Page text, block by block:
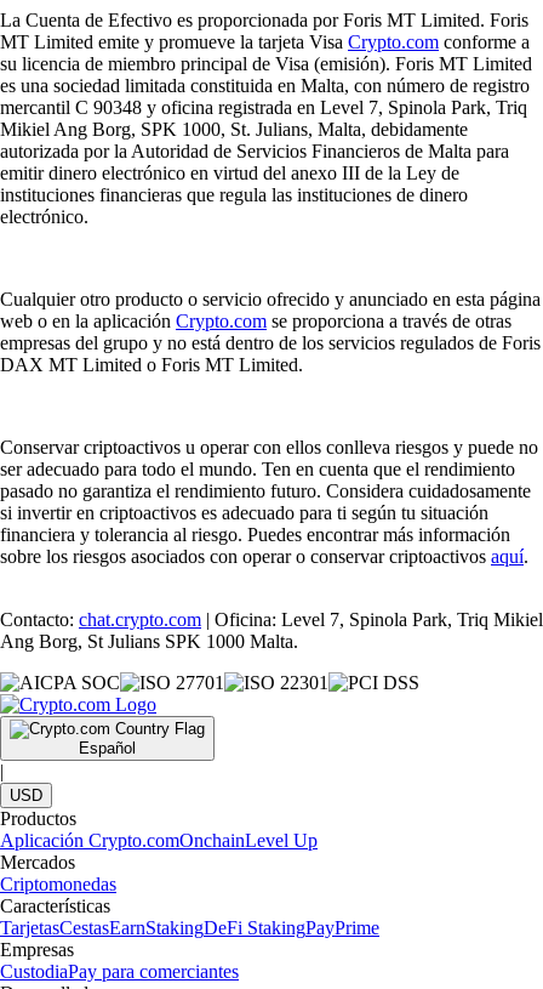
La Cuenta de Efectivo es proporcionada por Foris MT Limited. Foris
MT Limited emite y promueve la tarjeta Visa Crypto.com conforme a
su licencia de miembro principal de Visa (emisión). Foris MT Limited
es una sociedad limitada constituida en Malta, con número de registro
mercantil C 90348 y oficina registrada en Level 7, Spinola Park, Triq
Mikiel Ang Borg, SPK 1000, St. Julians, Malta, debidamente
autorizada por la Autoridad de Servicios Financieros de Malta para
emitir dinero electrónico en virtud del anexo III de la Ley de
instituciones financieras que regula las instituciones de dinero
electrónico.
Cualquier otro producto o servicio ofrecido y anunciado en esta página
web o en la aplicación Crypto.com se proporciona a través de otras
empresas del grupo y no está dentro de los servicios regulados de Foris
DAX MT Limited o Foris MT Limited.
Conservar criptoactivos u operar con ellos conlleva riesgos y puede no
ser adecuado para todo el mundo. Ten en cuenta que el rendimiento
pasado no garantiza el rendimiento futuro. Considera cuidadosamente
si invertir en criptoactivos es adecuado para ti según tu situación
financiera y tolerancia al riesgo. Puedes encontrar más información
sobre los riesgos asociados con operar o conservar criptoactivos aquí.
Contacto: chat.crypto.com | Oficina: Level 7, Spinola Park, Triq Mikiel
Ang Borg, St Julians SPK 1000 Malta.
Español
|
USD
Productos
Aplicación Crypto.comOnchainLevel Up
Mercados
Criptomonedas
Características
TarjetasCestasEarnStakingDeFi StakingPayPrime
Empresas
CustodiaPay para comerciantes